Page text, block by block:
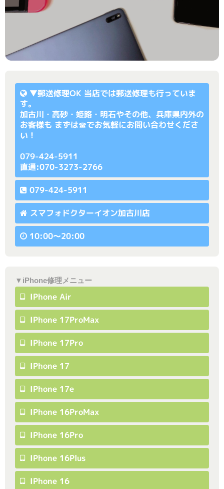
▼郵送修理OK 当店では郵送修理も行っていま
す。
加古川・高砂・姫路・明石やその他、兵庫県内外の
お客様も まずは☎でお気軽にお問い合わせくださ
い！
079-424-5911
直通:070-3273-2766
079-424-5911
スマフォドクターイオン加古川店
10:00〜20:00
▼iPhone修理メニュー
IPhone Air
IPhone 17ProMax
IPhone 17Pro
IPhone 17
IPhone 17e
IPhone 16ProMax
IPhone 16Pro
IPhone 16Plus
IPhone 16